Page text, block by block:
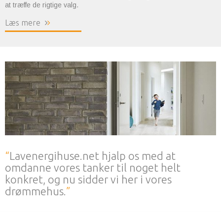
at træffe de rigtige valg.
Læs mere
Lavenergihuse.net hjalp os med at
omdanne vores tanker til noget helt
konkret, og nu sidder vi her i vores
drømmehus.